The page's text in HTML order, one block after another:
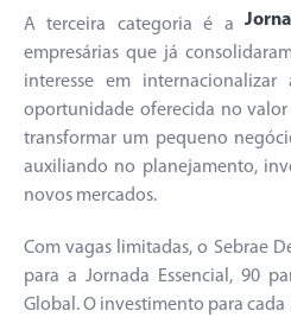
A terceira categoria é a
empresárias que já
interesse em internacionalizar
oportunidade oferecida no valor
transformar um pequeno
auxiliando no planejamento,
novos mercados.
Com vagas limitadas, o Sebrae
para a Jornada Essencial, 90
Global. O investimento para